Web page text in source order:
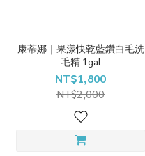
康蒂娜｜果漾快乾藍鑽白毛洗
毛精 1gal
NT$1,800
NT$2,000